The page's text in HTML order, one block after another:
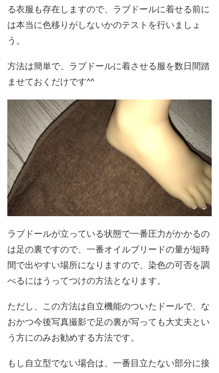
る衣服も存在しますので、ラブドールに着せる前に
は本当に色移りがしないかのテストを行いましょ
う。
方法は簡単で、ラブドールに着させる服を数日間踏
ませておくだけです^^
ラブドールが立っている状態で一番圧力がかかるの
は足の裏ですので、一番オイルブリードの量が短時
間で出やすい場所になりますので、染色の可否を調
べるにはうってつけの方法となります。
ただし、この方法は自立機能のついたドールで、な
おかつ今後写真撮影で足の裏が写っても大丈夫とい
う方にのみお勧めする方法です。
もし自立型でない場合は、一番目立たない部分に接